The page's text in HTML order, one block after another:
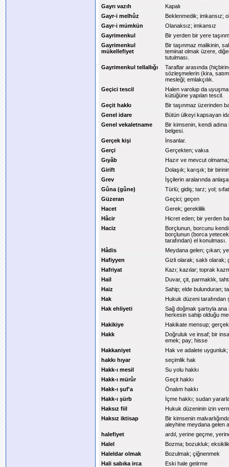
Gayrı vazıh
Kapalı
Gayr-i melhûz
Beklenmedik; imkansız;
Gayr-i mümkün
Olanaksız; imkansız
Gayrimenkul
Bir yerden bir yere
Gayrimenkul
mükellefiyet
Bir taşınmaz malikinin,
teminat olmak üzere,
tutulması.
Gayrimenkul tellallığı
Taraflar arasında
sözleşmelerin (kira,
mesleği; emlakçılık.
Geçici tescil
Halen varolup da
kütüğüne yapılan tescil.
Geçit hakkı
Bir taşınmaz üzerinden
Genel idare
Bütün ülkeyi kapsayan
Genel vekaletname
Bir kimsenin, kendi
belgesi.
Gerçek kişi
İnsanlar.
Gerçi
Gerçekten; vakıa
Gıyâb
Hazır ve mevcut
Girift
Dolaşık; karışık; bir
Grev
İşçilerin aralarında
Gûna (gûne)
Türlü; gidiş; tarz; yol; sıfat
Güzeran
Geçici; geçen
Hacet
Gerek; gereklilik
Hâcir
Hicret eden; bir yerden
Haciz
Borçlunun, borcunu
borçlunun (borca yetecek
tarafından) el konulması.
Hâdis
Meydana gelen; çıkan;
Hafiyyen
Gizli olarak; saklı olarak;
Hafriyat
Kazı; kazılar; toprak
Hail
Duvar, çit, parmaklık,
Haiz
Sahip; elde bulunduran;
Hak
Hukuk düzeni tarafından
Hak ehliyeti
Sağ doğmak şartıyla
herkesin sahip olduğu
Hakikiye
Hakikate mensup;
Hakk
Doğruluk ve insaf; bir
emek; pay; hisse
Hakkaniyet
Hak ve adalete
hakkı hıyar
seçimlik hak
Hakk-ı mesil
Su yolu hakkı
Hakk-ı mürûr
Geçit hakkı
Hakk-ı şuf'a
Önalım hakkı
Hakk-ı şürb
İçme hakkı; sudan
Haksız fiil
Hukuk düzeninin izin
Haksız iktisap
Bir kimsenin
aleyhine meydana gelen
halefiyet
ardıl, yerine geçme,
Halel
Bozma; bozukluk;
Haleldar olmak
Bozulmak; çiğnenmek
Hali sabıka irca
Eski hale getirme